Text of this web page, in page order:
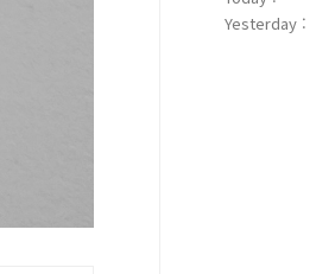
Yesterday :